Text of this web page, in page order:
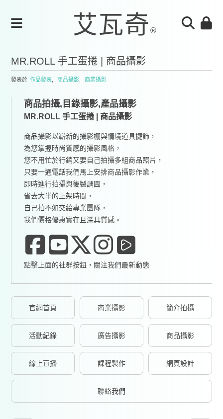
MR.ROLL 手工蛋捲 | 商品攝影
發表於 作品發表 商品攝影 商業攝影
商品拍攝,目錄攝影,產品攝影
MR.ROLL 手工蛋捲 | 商品攝影
商品攝影以嶄新的攝影棚與情境道具擺飾，
為您掌握時尚質感的攝影風格，
您不用忙於行銷又要自己拍攝多組商品照片，
只要一通電話我們馬上安排商品攝影作業，
即時進行拍攝與後製調圖，
省去大半的上架時間，
自己拍不如交給專業團隊，
我們價格優惠實在且深具質感。
點擊上面的社群按鈕，關注我們最新動態
官網首頁 商業攝影 簡介拍攝
活動紀錄 廣告攝影 商品攝影
線上直播 課程製作 網頁設計
聯絡我們